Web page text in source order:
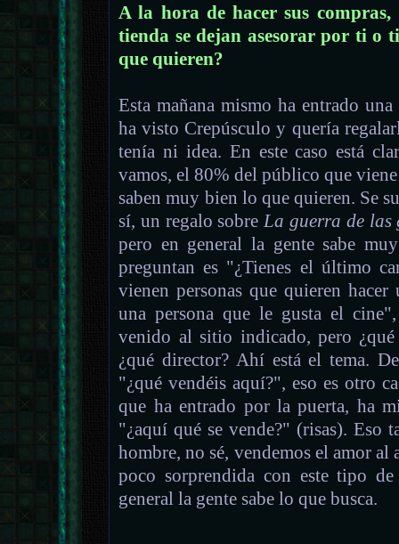
A la hora de hacer sus
tienda se dejan asesorar por ti o
que quieren?
Esta mañana mismo ha entrado
ha visto Crepúsculo y quería
tenía ni idea. En este caso está
vamos, el 80% del público que
saben muy bien lo que quieren. Se
sí, un regalo sobre La guerra de las
pero en general la gente sabe
preguntan es "¿Tienes el último
vienen personas que quieren
una persona que le gusta el
venido al sitio indicado, pero
¿qué director? Ahí está el tema.
"¿qué vendéis aquí?", eso es otro
que ha entrado por la puerta, ha
"¿aquí qué se vende?" (risas). Eso
hombre, no sé, vendemos el amor al
poco sorprendida con este tipo
general la gente sabe lo que busca.